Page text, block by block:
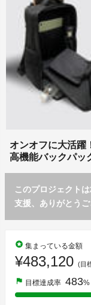
オンオフに大活躍
高機能バックパッ
このプロジェクト
支援、ありがとうご
stars 集まっている金額
¥483,120 (目
flag 目標達成率 483%